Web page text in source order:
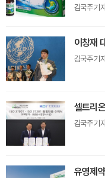
김국주 기
이창재
김국주 기
셀트리
김국주 기
유영제